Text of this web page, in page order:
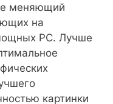
меняющий
на
PC. Лучше
картинки